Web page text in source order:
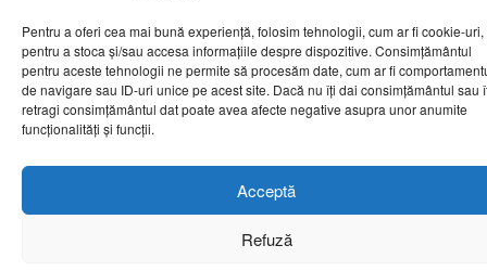
Pentru a oferi cea mai bună experiență, folosim tehnologii, cum ar fi cookie-uri,
pentru a stoca și/sau accesa informațiile despre dispozitive. Consimțământul
pentru aceste tehnologii ne permite să procesăm date, cum ar fi
de navigare sau ID-uri unice pe acest site. Dacă nu îți dai consimțământul sau
retragi consimțământul dat poate avea afecte negative asupra unor anumite
funcționalități și funcții.
Acceptă
Refuză